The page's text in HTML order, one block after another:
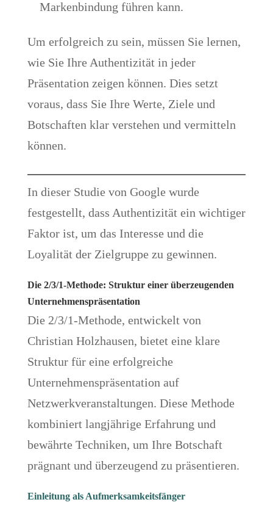
Markenbindung führen kann.
Um erfolgreich zu sein, müssen Sie lernen,
wie Sie Ihre Authentizität in jeder
Präsentation zeigen können. Dies setzt
voraus, dass Sie Ihre Werte, Ziele und
Botschaften klar verstehen und vermitteln
können.
In dieser Studie von Google wurde
festgestellt, dass Authentizität ein wichtiger
Faktor ist, um das Interesse und die
Loyalität der Zielgruppe zu gewinnen.
Die 2/3/1-Methode: Struktur einer überzeugenden
Unternehmenspräsentation
Die 2/3/1-Methode, entwickelt von
Christian Holzhausen, bietet eine klare
Struktur für eine erfolgreiche
Unternehmenspräsentation auf
Netzwerkveranstaltungen. Diese Methode
kombiniert langjährige Erfahrung und
bewährte Techniken, um Ihre Botschaft
prägnant und überzeugend zu präsentieren.
Einleitung als Aufmerksamkeitsfänger